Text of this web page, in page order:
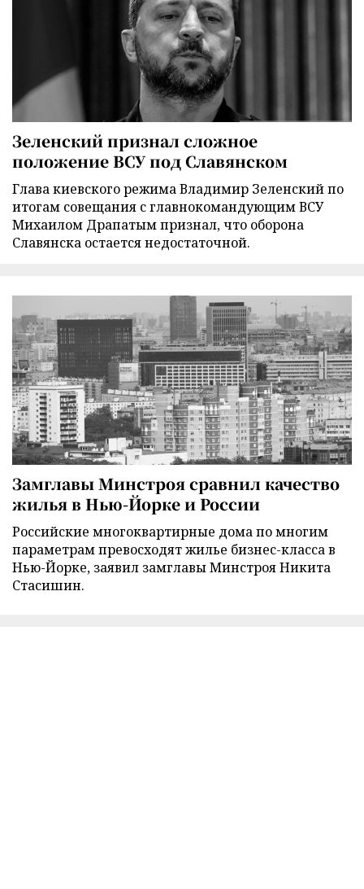
Зеленский признал сложное
положение ВСУ под Славянском
Глава киевского режима Владимир Зеленский по
итогам совещания с главнокомандующим ВСУ
Михаилом Драпатым признал, что оборона
Славянска остается недостаточной.
Замглавы Минстроя сравнил качество
жилья в Нью-Йорке и России
Российские многоквартирные дома по многим
параметрам превосходят жилье бизнес-класса в
Нью-Йорке, заявил замглавы Минстроя Никита
Стасишин.